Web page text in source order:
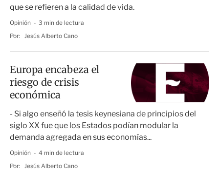
que se refieren a la calidad de vida.
Opinión
3 min de lectura
Por: Jesús Alberto Cano
Europa encabeza el
riesgo de crisis
económica
- Si algo enseñó la tesis keynesiana de principios del
siglo XX fue que los Estados podían modular la
demanda agregada en sus economías...
Opinión
4 min de lectura
Por: Jesús Alberto Cano